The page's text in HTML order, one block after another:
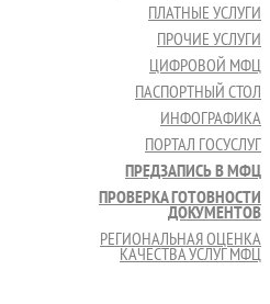
ПЛАТНЫЕ УСЛУГИ
ПРОЧИЕ УСЛУГИ
ЦИФРОВОЙ МФЦ
ПАСПОРТНЫЙ СТОЛ
ИНФОГРАФИКА
ПОРТАЛ ГОСУСЛУГ
ПРЕДЗАПИСЬ В МФЦ
ПРОВЕРКА ГОТОВНОСТИ
ДОКУМЕНТОВ
РЕГИОНАЛЬНАЯ ОЦЕНКА
КАЧЕСТВА УСЛУГ МФЦ